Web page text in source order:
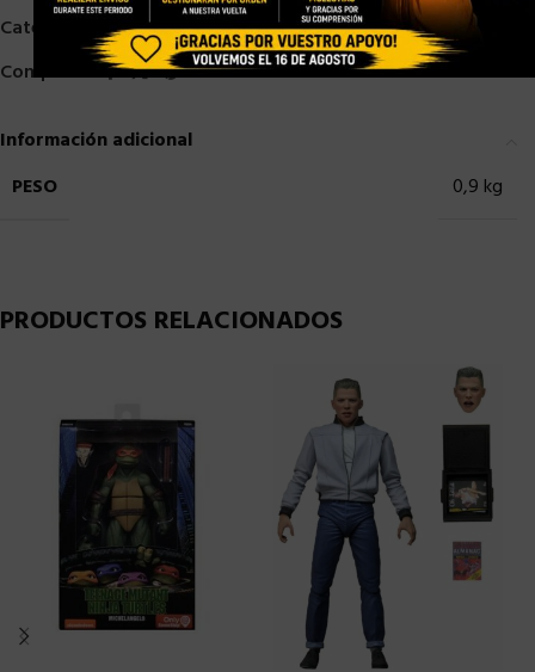
Categorías: NECA,Neca 1/12,PRE-ORDER,SUPERHEROES
Compartir:
Información adicional
PESO
0,9 kg
PRODUCTOS RELACIONADOS